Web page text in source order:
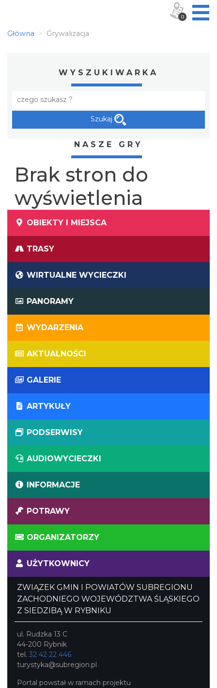
Główna Grywalizacja
WYSZUKIWARKA
Szukaj
NASZE GRY
Brak stron do
wyświetlenia
OBIEKTY I MIEJSCA
TRASY
WIRTUALNE WYCIECZKI
PANORAMY
WYDARZENIA
AKTUALNOŚCI
GALERIE
ARTYKUŁY
PODSERWISY
AUDIOWYCIECZKI
INFORMACJE
POTRAWY
ORGANIZATORZY
UŻYTKOWNICY
ZWIĄZEK GMIN I POWIATÓW SUBREGIONU
ZACHODNIEGO WOJEWÓDZTWA ŚLĄSKIEGO
Z SIEDZIBĄ W RYBNIKU
ul. Rudzka 13 C
44-200 Rybnik
tel. 32 42 22 446
turystyka@subregion.pl
Portal powstał w ramach projektu
0